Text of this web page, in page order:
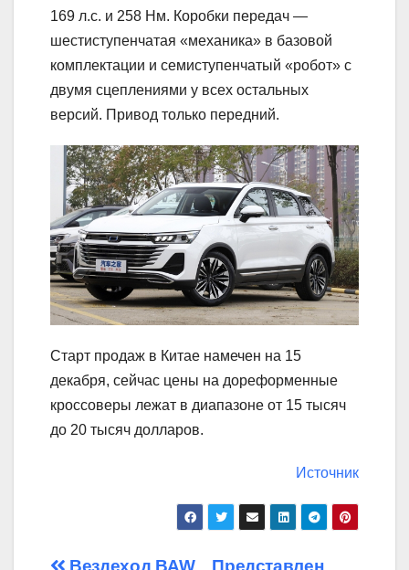
169 л.с. и 258 Нм. Коробки передач —
шестиступенчатая «механика» в базовой
комплектации и семиступенчатый «робот» с
двумя сцеплениями у всех остальных
версий. Привод только передний.
Старт продаж в Китае намечен на 15
декабря, сейчас цены на дореформенные
кроссоверы лежат в диапазоне от 15 тысяч
до 20 тысяч долларов.
Источник
Представлен
Вездеход BAW